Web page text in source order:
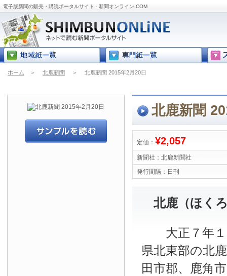
電子版新聞の販売・購読ポータルサイト - 新聞オンライン.COM
ホーム ＞ 北鹿新聞 ＞ 北鹿新聞 2015年2月20日
北鹿新聞
定価： ¥2,057
新聞社： 北鹿新聞社
発行間隔： 日刊
北鹿（ほく
大正７年１
県北東部の北
田市郡、鹿角